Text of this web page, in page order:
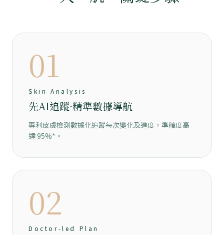
01
Skin Analysis
先AI追蹤·精準數據導航
專利皮膚檢測數據化追蹤每次變化及進度，準確度高
達 95%⁠*。
02
Doctor-led Plan